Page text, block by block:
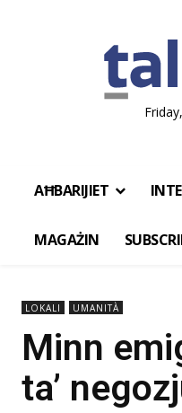
AĦBARIJIET
MAGAŻIN
LOKALI UMANITÀ
Minn
ta’